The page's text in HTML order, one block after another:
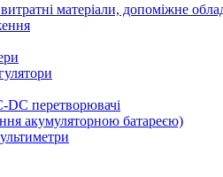
матеріали, допоміжне
перетворювачі
акумуляторною батареєю)